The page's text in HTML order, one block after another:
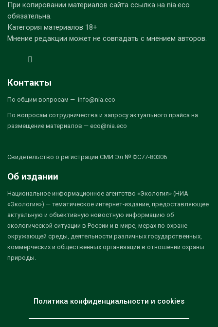
При копировании материалов сайта ссылка на nia.eco
обязательна.
Категория материалов 18+
Мнение редакции может не совпадать с мнением авторов.
Контакты
По общим вопросам — info@nia.eco
По вопросам сотрудничества и запросу актуального прайса на
размещение материалов — eco@nia.eco
Свидетельство о регистрации СМИ Эл № ФС77-80306
Об издании
Национальное информационное агентство «Экология» (НИА
«Экология») — тематическое интернет-издание, предоставляющее
актуальную и объективную новостную информацию об
экологической ситуации в России и в мире, мерах по охране
окружающей среды, деятельности различных государственных,
коммерческих и общественных организаций в отношении охраны
природы.
Политика конфиденциальности и cookies